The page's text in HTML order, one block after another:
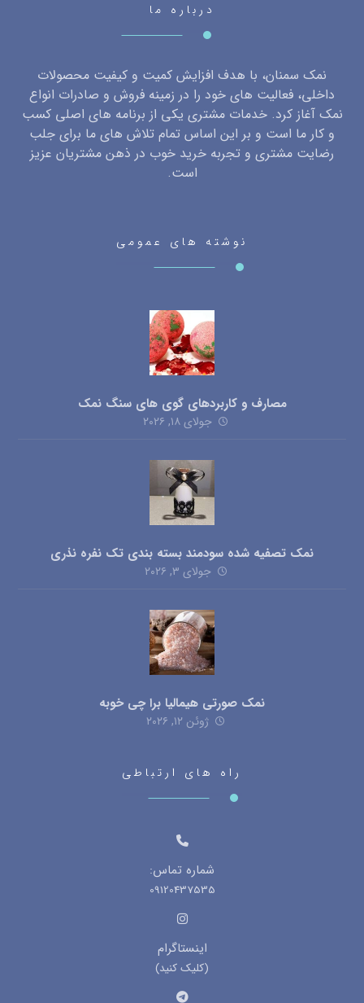
درباره ما
نمک سمنان، با هدف افزایش کمیت و کیفیت محصولات
داخلی، فعالیت های خود را در زمینه فروش و صادرات انواع
نمک آغاز کرد. خدمات مشتری یکی از برنامه های اصلی کسب
و کار ما است و بر این اساس تمام تلاش های ما برای جلب
رضایت مشتری و تجربه خرید خوب در ذهن مشتریان عزیز
است.
نوشته های عمومی
مصارف و کاربردهای گوی های سنگ نمک
جولای ۱۸, ۲۰۲۶
نمک تصفیه شده سودمند بسته بندی تک نفره نذری
جولای ۳, ۲۰۲۶
نمک صورتی هیمالیا برا چی خوبه
ژوئن ۱۲, ۲۰۲۶
راه های ارتباطی
شماره تماس:
09120437535
اینستاگرام
(کلیک کنید)